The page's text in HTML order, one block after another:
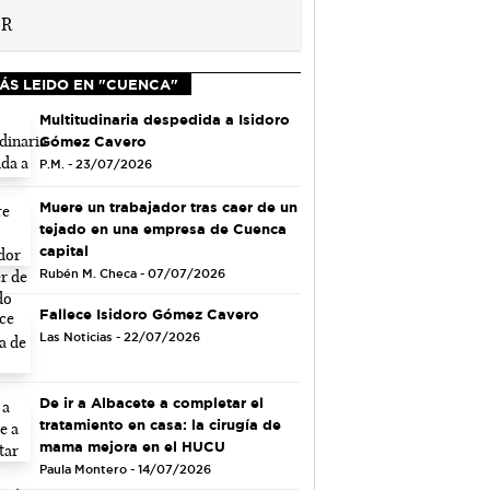
LEIDO EN "CUENCA"
Multitudinaria despedida a Isidoro
Gómez Cavero
P.M. - 23/07/2026
Muere un trabajador tras caer de un
tejado en una empresa de Cuenca
capital
Rubén M. Checa - 07/07/2026
Fallece Isidoro Gómez Cavero
Las Noticias - 22/07/2026
De ir a Albacete a completar el
tratamiento en casa: la cirugía de
mama mejora en el HUCU
Paula Montero - 14/07/2026